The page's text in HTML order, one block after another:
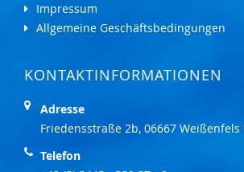
Impressum
Allgemeine Geschäftsbedingungen
KONTAKTINFORMATIONEN
Adresse
Friedensstraße 2b, 06667
Telefon